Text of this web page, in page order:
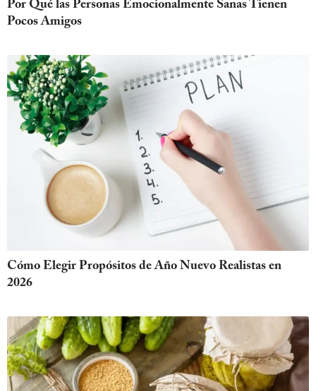
Por Qué las Personas Emocionalmente Sanas Tienen
Pocos Amigos
Cómo Elegir Propósitos de Año Nuevo Realistas en
2026